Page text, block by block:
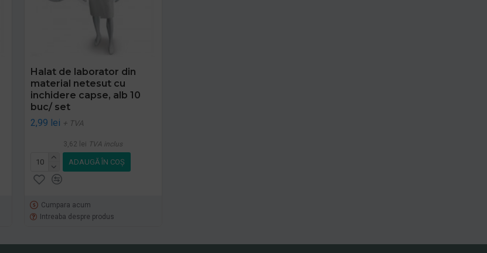
Halat de laborator din
material netesut cu
inchidere capse, alb 10
buc/ set
2,99 lei + TVA
3,62 lei TVA inclus
ADAUGĂ ÎN COŞ
Cumpara acum
Intreaba despre produs